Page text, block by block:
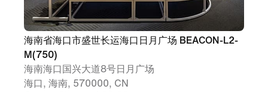
海南省海口市盛世长运海口日月广场 BEACON-L2-
M(750)
海南海口国兴大道8号日月广场
海口, 海南, 570000, CN